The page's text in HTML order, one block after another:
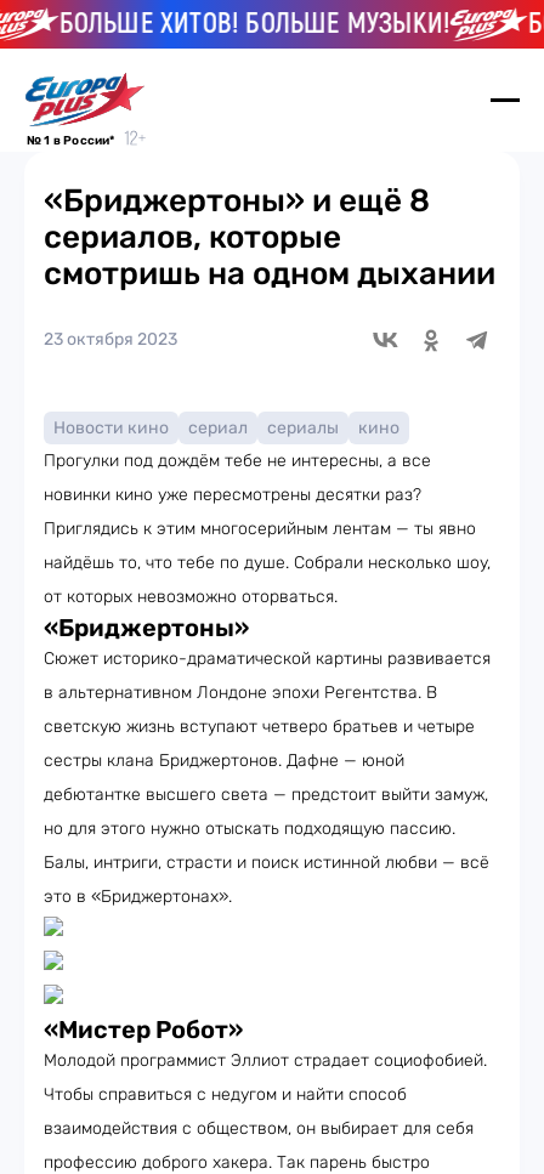
БОЛЬШЕ ХИТОВ! БОЛЬШЕ МУЗЫКИ!
№ 1 в России*
«Бриджертоны» и ещё 8
сериалов, которые
смотришь на одном дыхании
23 октября 2023
Новости кино сериал сериалы
кино
Прогулки под дождём тебе не интересны, а все
новинки кино уже пересмотрены десятки раз?
Приглядись к этим многосерийным лентам — ты явно
найдёшь то, что тебе по душе. Собрали несколько шоу,
от которых невозможно оторваться.
«Бриджертоны»
Сюжет историко-драматической картины развивается
в альтернативном Лондоне эпохи Регентства. В
светскую жизнь вступают четверо братьев и четыре
сестры клана Бриджертонов. Дафне — юной
дебютантке высшего света — предстоит выйти замуж,
но для этого нужно отыскать подходящую пассию.
Балы, интриги, страсти и поиск истинной любви — всё
это в «Бриджертонах».
«Мистер Робот»
Молодой программист Эллиот страдает социофобией.
Чтобы справиться с недугом и найти способ
взаимодействия с обществом, он выбирает для себя
профессию доброго хакера. Так парень быстро